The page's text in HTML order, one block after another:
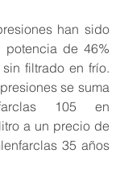
han sido
potencia de 46%
filtrado en frío.
se suma
105 en
a un precio de
35 años